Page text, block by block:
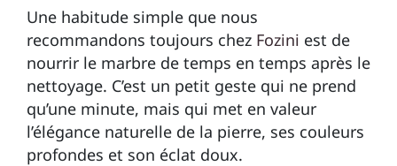
Une habitude simple que nous
recommandons toujours chez Fozini est de
nourrir le marbre de temps en temps après le
nettoyage. C’est un petit geste qui ne prend
qu’une minute, mais qui met en valeur
l’élégance naturelle de la pierre, ses couleurs
profondes et son éclat doux.